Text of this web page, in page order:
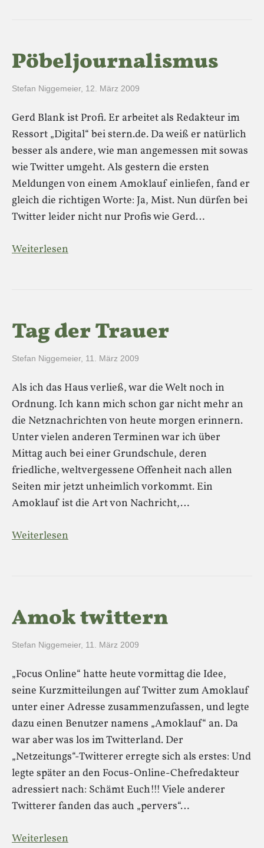
Pöbeljournalismus
Stefan Niggemeier, 12. März 2009
Gerd Blank ist Profi. Er arbeitet als Redakteur im
Ressort „Digital“ bei stern.de. Da weiß er natürlich
besser als andere, wie man angemessen mit sowas
wie Twitter umgeht. Als gestern die ersten
Meldungen von einem Amoklauf einliefen, fand er
gleich die richtigen Worte: Ja, Mist. Nun dürfen bei
Twitter leider nicht nur Profis wie Gerd…
Weiterlesen
Tag der Trauer
Stefan Niggemeier, 11. März 2009
Als ich das Haus verließ, war die Welt noch in
Ordnung. Ich kann mich schon gar nicht mehr an
die Netznachrichten von heute morgen erinnern.
Unter vielen anderen Terminen war ich über
Mittag auch bei einer Grundschule, deren
friedliche, weltvergessene Offenheit nach allen
Seiten mir jetzt unheimlich vorkommt. Ein
Amoklauf ist die Art von Nachricht,…
Weiterlesen
Amok twittern
Stefan Niggemeier, 11. März 2009
„Focus Online“ hatte heute vormittag die Idee,
seine Kurzmitteilungen auf Twitter zum Amoklauf
unter einer Adresse zusammenzufassen, und legte
dazu einen Benutzer namens „Amoklauf“ an. Da
war aber was los im Twitterland. Der
„Netzeitungs“-Twitterer erregte sich als erstes: Und
legte später an den Focus-Online-Chefredakteur
adressiert nach: Schämt Euch!!! Viele anderer
Twitterer fanden das auch „pervers“…
Weiterlesen